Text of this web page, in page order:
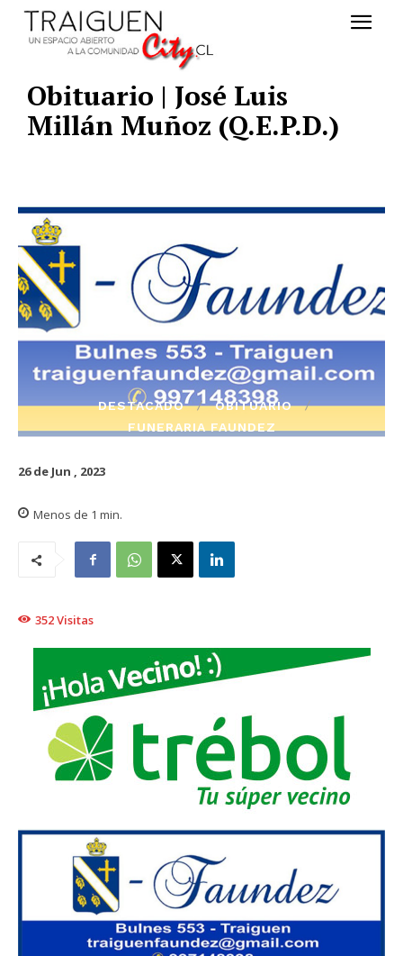
Obituario | José Luis
Millán Muñoz (Q.E.P.D.)
DESTACADO
OBITUARIO
FUNERARIA FAUNDEZ
26 de Jun , 2023
Menos de 1 min.
352Visitas